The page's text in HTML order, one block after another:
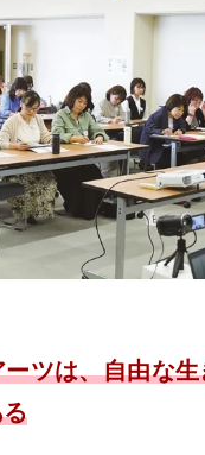
ツは、自由な